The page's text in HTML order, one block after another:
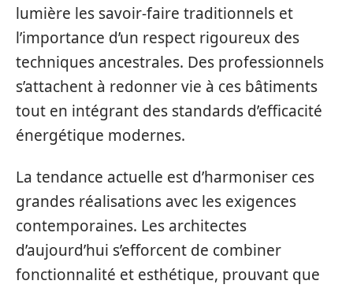
lumière les savoir-faire traditionnels et
l’importance d’un respect rigoureux des
techniques ancestrales. Des professionnels
s’attachent à redonner vie à ces bâtiments
tout en intégrant des standards d’efficacité
énergétique modernes.
La tendance actuelle est d’harmoniser ces
grandes réalisations avec les exigences
contemporaines. Les architectes
d’aujourd’hui s’efforcent de combiner
fonctionnalité et esthétique, prouvant que